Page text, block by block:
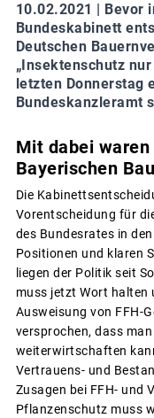
10.02.2021 |
Bevor
Bundeskabinett
Deutschen
„Insektenschutz
letzten Donnerstag
Bundeskanzleramt
Mit dabei
Bayerischen
Die
Vorentscheidung für
des Bundesrates in
Positionen und klaren
liegen der Politik seit
muss jetzt Wort halten
Ausweisung von FFH-
versprochen, dass
weiterwirtschaften
Vertrauens- und
Zusagen bei FFH- und
Pflanzenschutz muss